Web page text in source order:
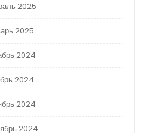
2025
2025
2024
2024
2024
2024